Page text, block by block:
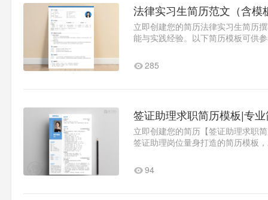
法律实习生简历范文（含
立即创建您的简历法律实习生简历
能与实践经验。以下简历模板可供
285
签证助理求职简历模板|专
立即创建您的简历【签证助理求职
签证助理岗位量身打造的简历模板
94